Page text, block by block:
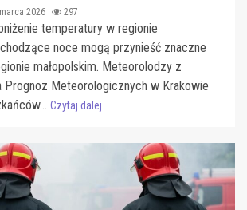
2026 297
temperatury w regionie
noce mogą przynieść znaczne
małopolskim. Meteorolodzy z
Prognoz Meteorologicznych w Krakowie
Czytaj dalej